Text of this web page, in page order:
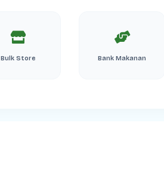
Bulk Store Bank Makanan